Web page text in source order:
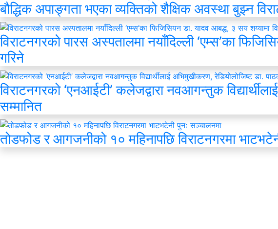
बौद्धिक अपाङ्गता भएका व्यक्तिको शैक्षिक अवस्था बुझ्न
विराटनगरको पारस अस्पतालमा नयाँदिल्ली ‘एम्स’का
गरिने
विराटनगरको ‘एनआईटी’ कलेजद्वारा नवआगन्तुक
सम्मानित
तोडफोड र आगजनीको १० महिनापछि विराटनगरमा